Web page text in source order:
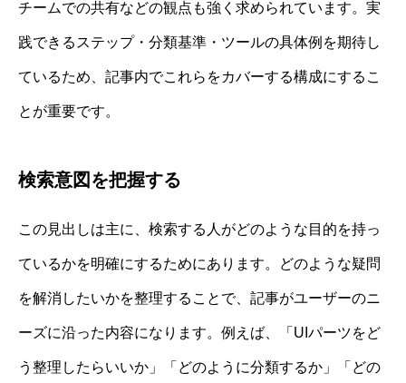
チームでの共有などの観点も強く求められています。実
践できるステップ・分類基準・ツールの具体例を期待し
ているため、記事内でこれらをカバーする構成にするこ
とが重要です。
検索意図を把握する
この見出しは主に、検索する人がどのような目的を持っ
ているかを明確にするためにあります。どのような疑問
を解消したいかを整理することで、記事がユーザーのニ
ーズに沿った内容になります。例えば、「UIパーツをど
う整理したらいいか」「どのように分類するか」「どの